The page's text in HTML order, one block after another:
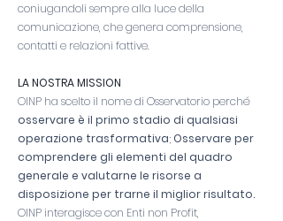
coniugandoli sempre alla luce della
comunicazione, che genera comprensione,
contatti e relazioni fattive.
LA NOSTRA MISSION
OINP ha scelto il nome di Osservatorio perché
osservare è il primo stadio di qualsiasi
operazione trasformativa; Osservare per
comprendere gli elementi del quadro
generale e valutarne le risorse a
disposizione per trarne il miglior risultato.
OINP interagisce con Enti non Profit,